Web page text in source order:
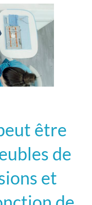
être
de
et